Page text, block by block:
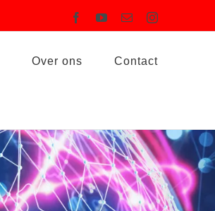
FacebookYouTube
EmailInstagram
Over ons Contact